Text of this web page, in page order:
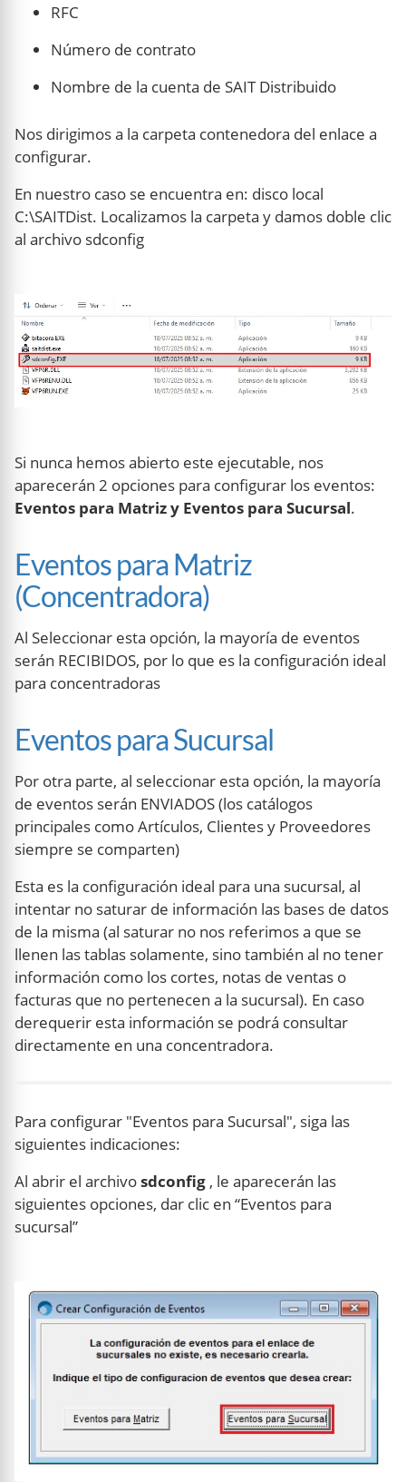
RFC
Número de contrato
Nombre de la cuenta de SAIT Distribuido
Nos dirigimos a la carpeta contenedora del enlace a
configurar.
En nuestro caso se encuentra en: disco local
C:\SAITDist. Localizamos la carpeta y damos doble clic
al archivo sdconfig
Si nunca hemos abierto este ejecutable, nos
aparecerán 2 opciones para configurar los eventos:
Eventos para Matriz y Eventos para Sucursal.
Eventos para Matriz
(Concentradora)
Al Seleccionar esta opción, la mayoría de eventos
serán RECIBIDOS, por lo que es la configuración ideal
para concentradoras
Eventos para Sucursal
Por otra parte, al seleccionar esta opción, la mayoría
de eventos serán ENVIADOS (los catálogos
principales como Artículos, Clientes y Proveedores
siempre se comparten)
Esta es la configuración ideal para una sucursal, al
intentar no saturar de información las bases de datos
de la misma (al saturar no nos referimos a que se
llenen las tablas solamente, sino también al no tener
información como los cortes, notas de ventas o
facturas que no pertenecen a la sucursal). En caso
derequerir esta información se podrá consultar
directamente en una concentradora.
Para configurar "Eventos para Sucursal", siga las
siguientes indicaciones:
Al abrir el archivosdconfig , le aparecerán las
siguientes opciones, dar clic en “Eventos para
sucursal”